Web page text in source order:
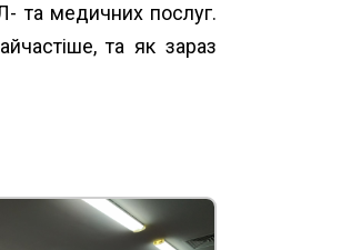
та медичних послуг.
та як зараз